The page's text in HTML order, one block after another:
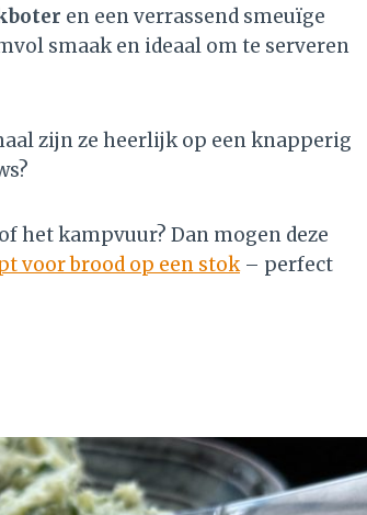
en een verrassend smeuïge
smaak en ideaal om te serveren
zijn ze heerlijk op een knapperig
het kampvuur? Dan mogen deze
voor brood op een stok– perfect